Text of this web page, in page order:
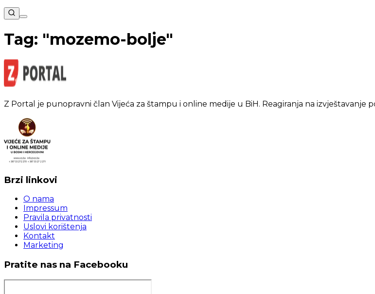
Tag: "mozemo-bolje"
Z Portal je punopravni član Vijeća za štampu i online medije u BiH. Reagiranja na izvještavanje
Brzi linkovi
O nama
Impressum
Pravila privatnosti
Uslovi korištenja
Kontakt
Marketing
Pratite nas na Facebooku